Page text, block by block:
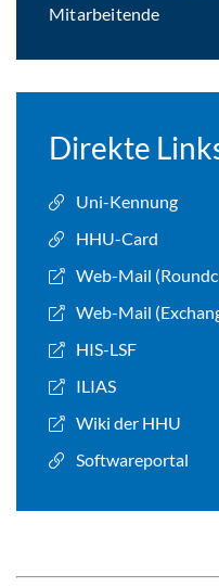
Mitarbeitende
Direkte
Uni-Kennung
HHU-Card
Web-Mail
Web-Mail
HIS-LSF
ILIAS
Wiki der HHU
Softwareportal